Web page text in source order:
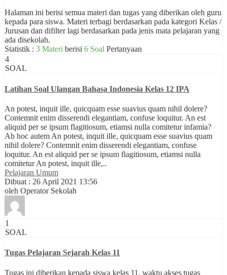
Halaman ini berisi semua materi dan tugas yang diberikan oleh guru
kepada para siswa. Materi terbagi berdasarkan pada kategori Kelas /
Jurusan dan difilter lagi berdasarkan pada jenis mata pelajaran yang
ada disekolah.
Statistik : 3 Materi berisi 6 Soal Pertanyaan
4
SOAL
Latihan Soal Ulangan Bahasa Indonesia Kelas 12 IPA
An potest, inquit ille, quicquam esse suavius quam nihil dolere?
Contemnit enim disserendi elegantiam, confuse loquitur. An est
aliquid per se ipsum flagitiosum, etiamsi nulla comitetur infamia?
Ab hoc autem An potest, inquit ille, quicquam esse suavius quam
nihil dolere? Contemnit enim disserendi elegantiam, confuse
loquitur. An est aliquid per se ipsum flagitiosum, etiamsi nulla
comitetur An potest, inquit ille,..
Pelajaran Umum
Dibuat : 26 April 2021 13:56
oleh Operator Sekolah
1
SOAL
Tugas Pelajaran Sejarah Kelas 11
Tugas ini diberikan kepada siswa kelas 11, waktu akses tugas